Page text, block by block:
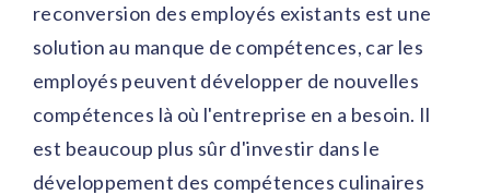
reconversion des employés existants est une
solution au manque de compétences, car les
employés peuvent développer de nouvelles
compétences là où l'entreprise en a besoin. Il
est beaucoup plus sûr d'investir dans le
développement des compétences culinaires